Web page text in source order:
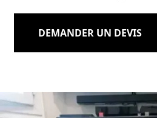
DEMANDER UN DEVIS